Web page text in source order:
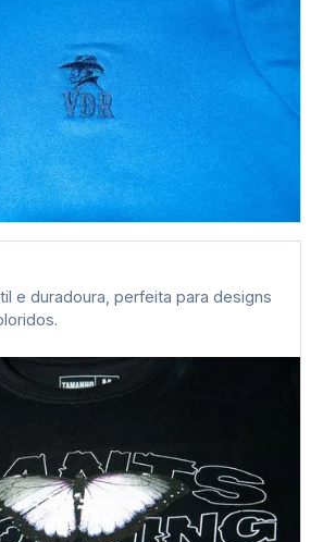
e duradoura, perfeita para designs